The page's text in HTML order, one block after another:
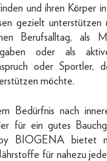
und ihren Körper
gezielt
Berufsalltag, als
oder als
oder Sportler,
möchte.
Bedürfnis nach
für ein gutes
BIOGENA bietet
für nahezu